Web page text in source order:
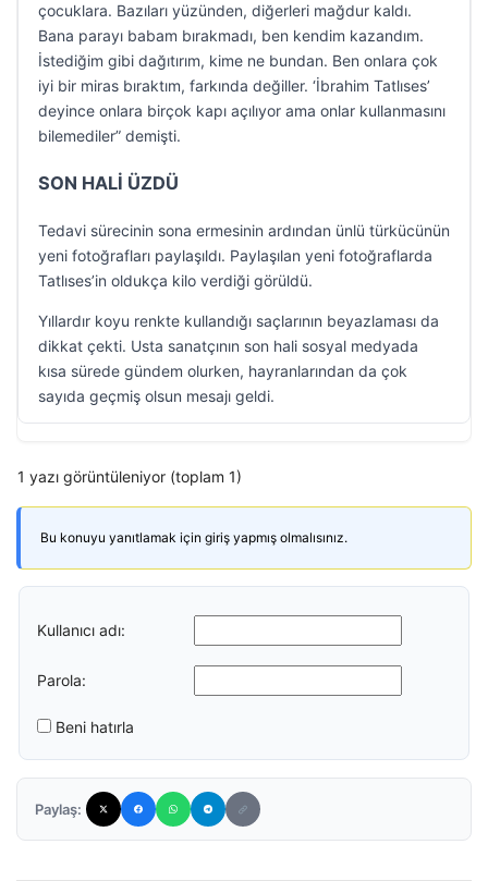
çocuklara. Bazıları yüzünden, diğerleri mağdur kaldı.
Bana parayı babam bırakmadı, ben kendim kazandım.
İstediğim gibi dağıtırım, kime ne bundan. Ben onlara çok
iyi bir miras bıraktım, farkında değiller. ‘İbrahim Tatlıses’
deyince onlara birçok kapı açılıyor ama onlar kullanmasını
bilemediler” demişti.
SON HALİ ÜZDÜ
Tedavi sürecinin sona ermesinin ardından ünlü türkücünün
yeni fotoğrafları paylaşıldı. Paylaşılan yeni fotoğraflarda
Tatlıses’in oldukça kilo verdiği görüldü.
Yıllardır koyu renkte kullandığı saçlarının beyazlaması da
dikkat çekti. Usta sanatçının son hali sosyal medyada
kısa sürede gündem olurken, hayranlarından da çok
sayıda geçmiş olsun mesajı geldi.
1 yazı görüntüleniyor (toplam 1)
Bu konuyu yanıtlamak için giriş yapmış olmalısınız.
Kullanıcı adı:
Parola:
Beni hatırla
Paylaş: